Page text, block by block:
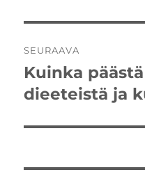
SEURAAVA
Seuraava
artikkeli:
Kuinka
dieeteistä ja